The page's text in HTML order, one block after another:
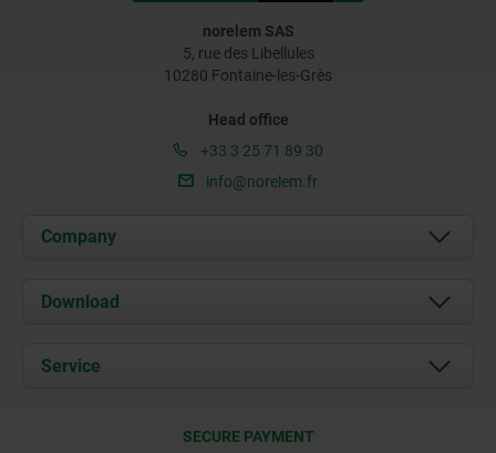
norelem SAS
5, rue des Libellules
10280 Fontaine-les-Grès
Head office
+33 3 25 71 89 30
info@norelem.fr
Company
About us
Contact
Download
Service
SECURE PAYMENT